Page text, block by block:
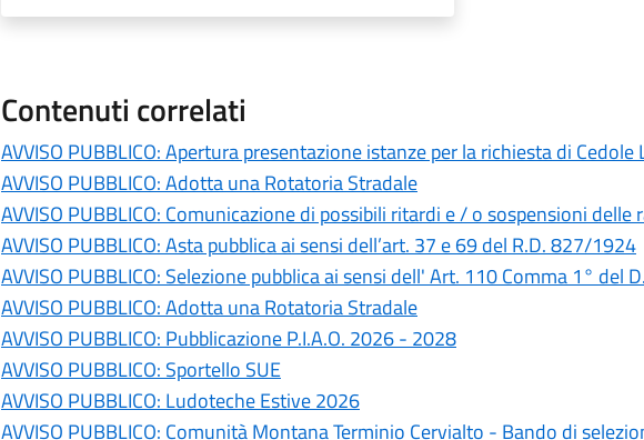
Contenuti correlati
AVVISO PUBBLICO: Apertura presentazione istanze per la richiesta di
AVVISO PUBBLICO: Adotta una Rotatoria Stradale
AVVISO PUBBLICO: Comunicazione di possibili ritardi e / o sospensioni delle
AVVISO PUBBLICO: Asta pubblica ai sensi dell’art. 37 e 69 del R.D. 827/1924
AVVISO PUBBLICO: Selezione pubblica ai sensi dell' Art. 110 Comma 1° del
AVVISO PUBBLICO: Adotta una Rotatoria Stradale
AVVISO PUBBLICO: Pubblicazione P.I.A.O. 2026 - 2028
AVVISO PUBBLICO: Sportello SUE
AVVISO PUBBLICO: Ludoteche Estive 2026
AVVISO PUBBLICO: Comunità Montana Terminio Cervialto - Bando di